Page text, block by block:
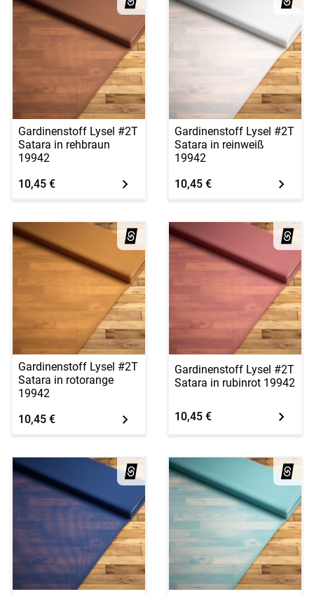
Gardinenstoff Lysel #2T
Satara in rehbraun
19942
10,45 €
Gardinenstoff Lysel #2T
Satara in reinweiß
19942
10,45 €
Gardinenstoff Lysel #2T
Satara in rotorange
19942
10,45 €
Gardinenstoff Lysel #2T
Satara in rubinrot 19942
10,45 €